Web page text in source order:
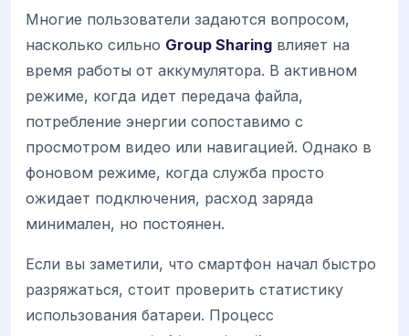
Многие пользователи задаются вопросом,
насколько сильно Group Sharing влияет на
время работы от аккумулятора. В активном
режиме, когда идет передача файла,
потребление энергии сопоставимо с
просмотром видео или навигацией. Однако в
фоновом режиме, когда служба просто
ожидает подключения, расход заряда
минимален, но постоянен.
Если вы заметили, что смартфон начал быстро
разряжаться, стоит проверить статистику
использования батареи. Процесс